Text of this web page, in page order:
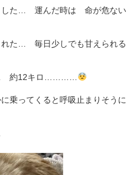
した… 運んだ時は 命が危ない
れた… 毎日少しでも甘えられる
… 約12キロ…………
乗ってくると呼吸止まりそうに